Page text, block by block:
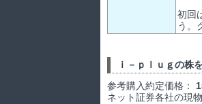
初回
う。
ｉ－ｐｌｕｇの株
参考購入約定価格：
ネット証券各社の現